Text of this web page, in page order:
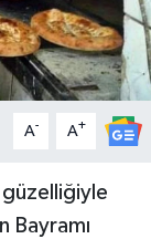
A- A+
güzelliğiyle
Bayramı